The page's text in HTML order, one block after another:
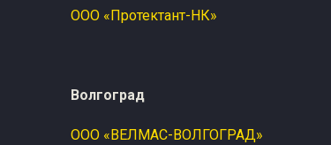
ООО «Протектант-НК»
Волгоград
ООО «ВЕЛМАС-ВОЛГОГРАД»